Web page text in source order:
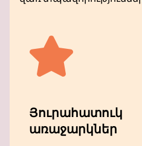
հետքեր առաջիններից:
գերբարձր որակի ձայն և
լազերային
& Tenca-ի հմայքը:
Բեմի հետևում գտնվող
կատարվում է դրա վրա:
Յուրահատուկ
առաջարկներ